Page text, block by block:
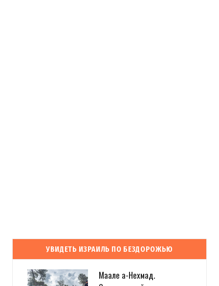
УВИДЕТЬ ИЗРАИЛЬ ПО БЕЗДОРОЖЬЮ
Маале а-Нехмад.